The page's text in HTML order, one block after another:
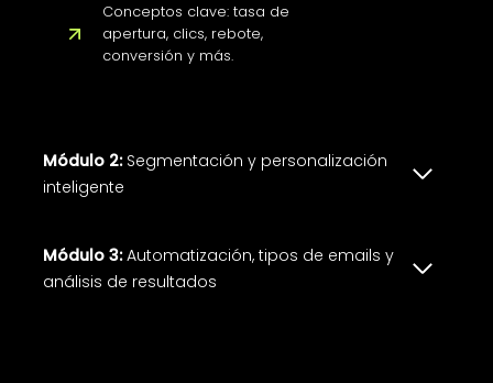
Conceptos clave: tasa de
apertura, clics, rebote,
conversión y más.
Módulo 2: Segmentación y personalización
inteligente
Módulo 3:Automatización, tipos de emails y
análisis de resultados